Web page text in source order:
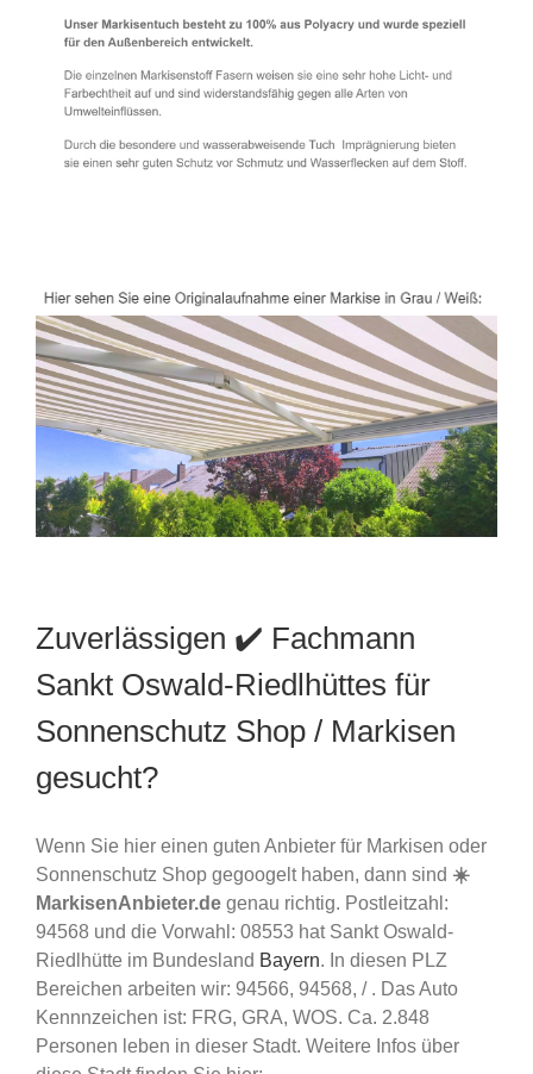
Zuverlässigen ✔️ Fachmann
Sankt Oswald-Riedlhüttes für
Sonnenschutz Shop / Markisen
gesucht?
Wenn Sie hier einen guten Anbieter für Markisen oder
Sonnenschutz Shop gegoogelt haben, dann sind ☀️
MarkisenAnbieter.de genau richtig. Postleitzahl:
94568 und die Vorwahl: 08553 hat Sankt Oswald-
Riedlhütte im Bundesland Bayern. In diesen PLZ
Bereichen arbeiten wir: 94566, 94568, / . Das Auto
Kennnzeichen ist: FRG, GRA, WOS. Ca. 2.848
Personen leben in dieser Stadt. Weitere Infos über